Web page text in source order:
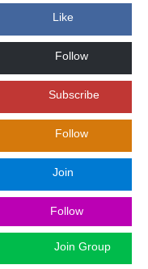
Like
Follow
Subscribe
Follow
Join
Follow
Join Group